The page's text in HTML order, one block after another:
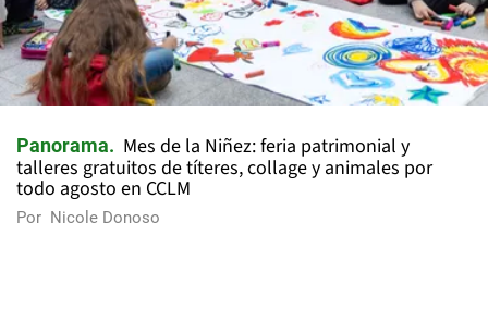
Panorama
Mes de la Niñez: feria patrimonial y
talleres gratuitos de títeres, collage y animales por
todo agosto en CCLM
Por Nicole Donoso